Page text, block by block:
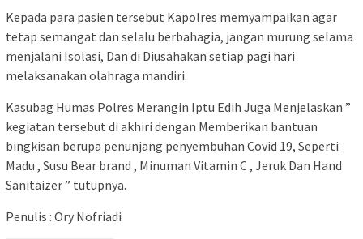
Kepada para pasien tersebut Kapolres memyampaikan agar
tetap semangat dan selalu berbahagia, jangan murung selama
menjalani Isolasi, Dan di Diusahakan setiap pagi hari
melaksanakan olahraga mandiri.
Kasubag Humas Polres Merangin Iptu Edih Juga Menjelaskan ”
kegiatan tersebut di akhiri dengan Memberikan bantuan
bingkisan berupa penunjang penyembuhan Covid 19, Seperti
Madu , Susu Bear brand , Minuman Vitamin C , Jeruk Dan Hand
Sanitaizer ” tutupnya.
Penulis : Ory Nofriadi